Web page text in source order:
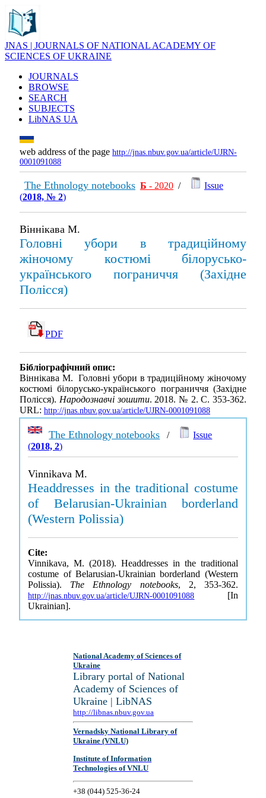
JNAS | JOURNALS OF NATIONAL ACADEMY OF
SCIENCES OF UKRAINE
JOURNALS
BROWSE
SEARCH
SUBJECTS
LibNAS UA
web address of the page http://jnas.nbuv.gov.ua/article/UJRN-
0001091088
The Ethnology notebooks Б - 2020 /
Issue
(2018, № 2)
Віннікава М.
Головні убори в традиційному
жіночому костюмі білорусько-
українського пограниччя (Західне
Полісся)
PDF
Бібліографічний опис:
Віннікава М. Головні убори в традиційному жіночому
костюмі білорусько-українського пограниччя (Західне
Полісся). Народознавчі зошити. 2018. № 2. С. 353-362.
URL: http://jnas.nbuv.gov.ua/article/UJRN-0001091088
The Ethnology notebooks /
Issue
(2018, 2)
Vinnikava M.
Headdresses in the traditional costume
of Belarusian-Ukrainian borderland
(Western Polissia)
Cite:
Vinnikava, M. (2018). Headdresses in the traditional
costume of Belarusian-Ukrainian borderland (Western
Polissia). The Ethnology notebooks, 2, 353-362.
http://jnas.nbuv.gov.ua/article/UJRN-0001091088 [In
Ukrainian].
National Academy of Sciences of
Ukraine
Library portal of National
Academy of Sciences of
Ukraine | LibNAS
http://libnas.nbuv.gov.ua
Vernadsky National Library of
Ukraine (VNLU)
Institute of Information
Technologies of VNLU
+38 (044) 525-36-24